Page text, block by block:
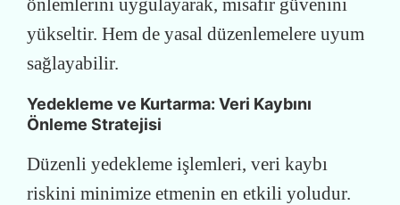
önlemlerini uygulayarak, misafir güvenini
yükseltir. Hem de yasal düzenlemelere uyum
sağlayabilir.
Yedekleme ve Kurtarma: Veri Kaybını
Önleme Stratejisi
Düzenli yedekleme işlemleri, veri kaybı
riskini minimize etmenin en etkili yoludur.